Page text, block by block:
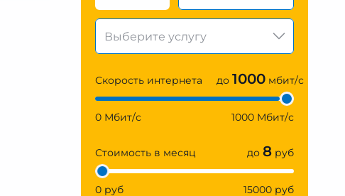
Скорость интернета до 1000 мбит/с
0 Мбит/с 1000 Мбит/с
Стоимость в месяц до 8 руб
0 руб 15000 руб